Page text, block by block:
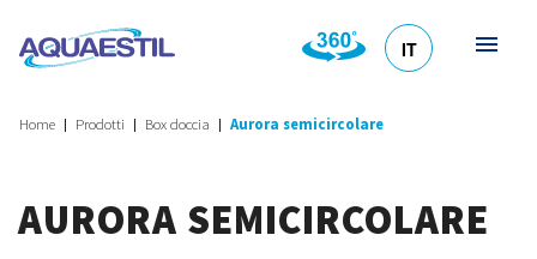
IT
Home Prodotti Box doccia Aurora semicircolare
AURORA SEMICIRCOLARE